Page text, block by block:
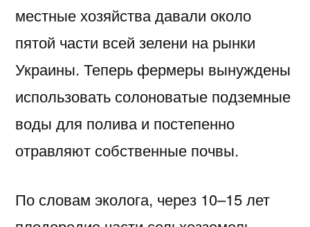
местные хозяйства давали около
пятой части всей зелени на рынки
Украины. Теперь фермеры вынуждены
использовать солоноватые подземные
воды для полива и постепенно
отравляют собственные почвы.
По словам эколога, через 10–15 лет